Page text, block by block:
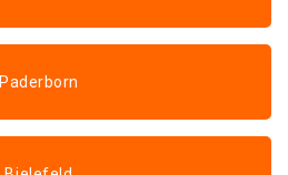
Paderborn